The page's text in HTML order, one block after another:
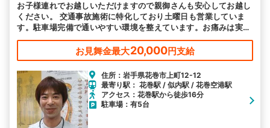
お子様連れでお越しいただけますので親御さんも安心してお越し
ください。 交通事故施術に特化しており土曜日も営業していま
す。駐車場完備で通いやすい環境を整えています。お痛みは実績
豊富な当院へご相談ください。
お見舞金最大20,000円支給
住所：岩手県花巻市上町12-12
最寄り駅： 花巻駅 / 似内駅 / 花巻空港駅
アクセス：花巻駅から徒歩16分
駐車場：有5台